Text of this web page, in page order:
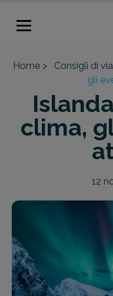
Home > Consigli di
gli
clima,
12